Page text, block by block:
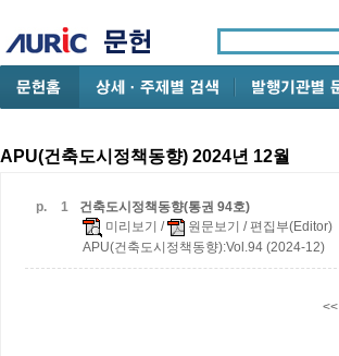
APU(건축도시정책동향) 2024년 12월
p. 1
건축도시정책동향(통권 94호)
미리보기 / 원문보기 / 편집부(Editor)
APU(건축도시정책동향):Vol.94 (2024-12)
<<